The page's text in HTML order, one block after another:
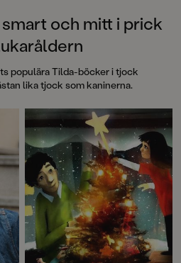
och mitt i prick
populära Tilda-böcker i tjock
lika tjock som kaninerna.